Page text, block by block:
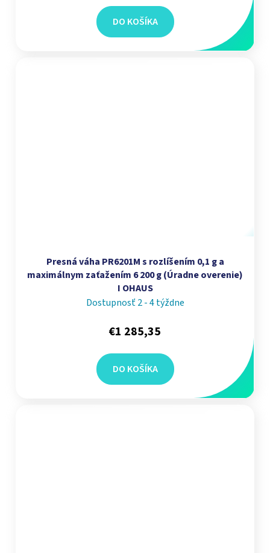
DO KOŠÍKA
Presná váha PR6201M s rozlíšením 0,1 g a
maximálnym zaťažením 6 200 g (Úradne overenie)
I OHAUS
Dostupnosť 2 - 4 týždne
€1 285,35
DO KOŠÍKA